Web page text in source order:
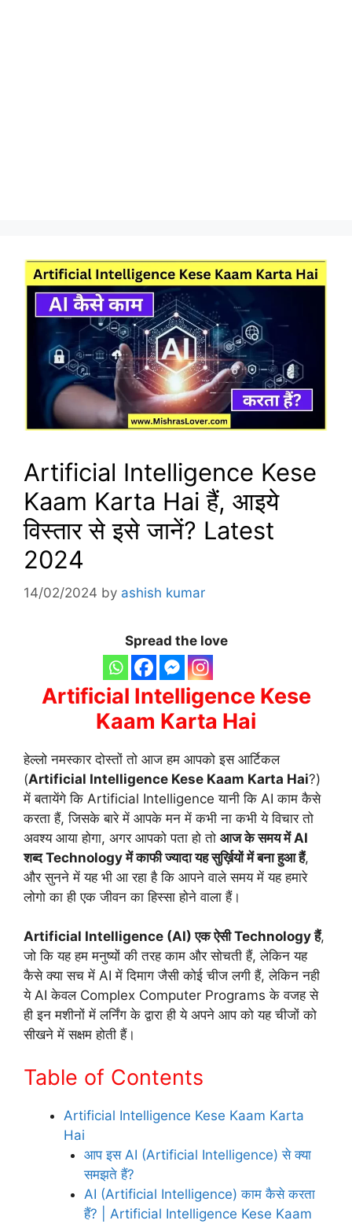
Artificial Intelligence Kese
Kaam Karta Hai हैं, आइये
विस्तार से इसे जानें? Latest
2024
14/02/2024 by ashish kumar
Spread the love
Artificial Intelligence Kese
Kaam Karta Hai
हेल्लो नमस्कार दोस्तों तो आज हम आपको इस आर्टिकल
(Artificial Intelligence Kese Kaam Karta Hai?)
में बतायेंगे कि Artificial Intelligence यानी कि AI काम कैसे
करता हैं, जिसके बारे में आपके मन में कभी ना कभी ये विचार तो
अवश्य आया होगा, अगर आपको पता हो तो आज के समय में AI
शब्द Technology में काफी ज्यादा यह सुर्ख़ियों में बना हुआ हैं,
और सुनने में यह भी आ रहा है कि आपने वाले समय में यह हमारे
लोगो का ही एक जीवन का हिस्सा होने वाला हैं।
Artificial Intelligence (AI) एक ऐसी Technology हैं,
जो कि यह हम मनुष्यों की तरह काम और सोचती हैं, लेकिन यह
कैसे क्या सच में AI में दिमाग जैसी कोई चीज लगी हैं, लेकिन नही
ये AI केवल Complex Computer Programs के वजह से
ही इन मशीनों में लर्निंग के द्वारा ही ये अपने आप को यह चीजों को
सीखने में सक्षम होती हैं।
Table of Contents
Artificial Intelligence Kese Kaam Karta
Hai
आप इस AI (Artificial Intelligence) से क्या
समझते हैं?
AI (Artificial Intelligence) काम कैसे करता
हैं? | Artificial Intelligence Kese Kaam